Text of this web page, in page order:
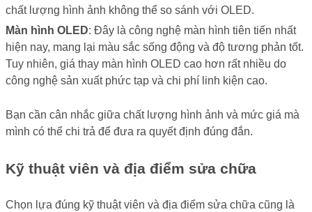
chất lượng hình ảnh không thể so sánh với OLED.
Màn hình OLED: Đây là công nghệ màn hình tiên tiến nhất
hiện nay, mang lại màu sắc sống động và độ tương phản tốt.
Tuy nhiên, giá thay màn hình OLED cao hơn rất nhiều do
công nghệ sản xuất phức tạp và chi phí linh kiện cao.
Bạn cần cân nhắc giữa chất lượng hình ảnh và mức giá mà
mình có thể chi trả để đưa ra quyết định đúng đắn.
Kỹ thuật viên và địa điểm sửa chữa
Chọn lựa đúng kỹ thuật viên và địa điểm sửa chữa cũng là